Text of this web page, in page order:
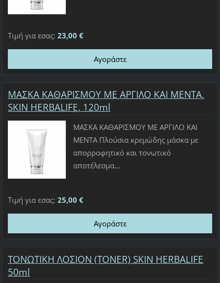
Τιμή για εσας: 23,00 €
ΜΑΣΚΑ ΚΑΘΑΡΙΣΜΟΥ ΜΕ ΑΡΓΙΛΟ ΚΑΙ ΜΕΝΤΑ,
SKIN HERBALIFE, 120ml
ΜΑΣΚΑ ΚΑΘΑΡΙΣΜΟΥ ΜΕ ΑΡΓΙΛΟ ΚΑΙ
ΜΕΝΤΑ Πλούσια κρεμώδης μάσκα με
απορροφητικό και τονωτικό
αποτέλεσμα...
Τιμή για εσας: 25,00 €
ΤΟΝΩΤΙΚΗ ΛΟΣΙΟΝ (ΤONER) SKIN HERBALIFE
50ml